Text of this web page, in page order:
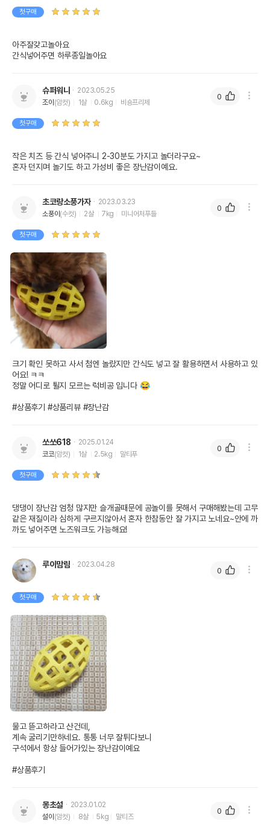
상품 필수 정보
품명 및 모델명 도기맨 노즈워크 럭비공 S
법에 의한 인증,허가 등을
제조국 또는 원산지
제조자,수입품의 경우
수입자를 함께 표기
AS책임자와 전화번호
또는 소비자상담 관련
전화번호
유통기한
첫구매
아주잘갖고놀아요
간식넣어주면 하루종일놀아요
슈퍼워니
2023.05.25
조이 (암컷) 1살 0.6kg 비숑프리제
첫구매
작은 치즈 등 간식 넣어주니 2-30분도 가지고 놀더라구요~
혼자 던지며 놀기도 하고 가성비 좋은 장난감이예요.
0
초코랑소풍가자
2023.03.23
소풍이 (수컷) 2살 7kg 미니어처푸들
첫구매
크기 확인 못하고 사서 첨엔 놀랐지만 간식도 넣고 잘 활용하면서 사용하고 있
어요! ㅋㅋ
정말 어디로 튈지 모르는 럭비공 입니다 😂
#상품후기 #상품리뷰 #장난감
0
쏘쏘618
2025.01.24
코코(암컷) 1살 2.5kg 말티푸
첫구매
댕댕이 장난감 엄청 많지만 슬개골때문에 공놀이를 못해서 구매해봤는데 고무
같은 재질이라 심하게 구르지않아서 혼자 한참동안 잘 가지고 노네요~안에 까
까도 넣어주면 노즈워크도 가능해요!
0
루이맘림 2023.04.28
첫구매
물고 뜯고하라고 산건데,
계속 굴리기만하네요. 통통 너무 잘튀다보니
구석에서 항상 들어가있는 장난감이예요
#상품후기
0
몽초설
2023.01.02
설이 (암컷) 8살 5kg 말티즈
0